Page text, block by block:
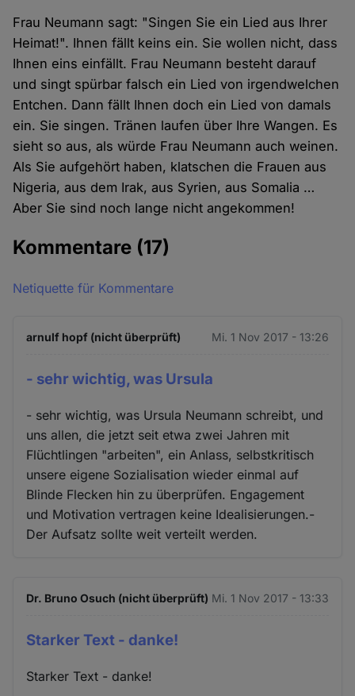
Frau Neumann sagt: "Singen Sie ein Lied aus Ihrer
Heimat!". Ihnen fällt keins ein. Sie wollen nicht, dass
Ihnen eins einfällt. Frau Neumann besteht darauf
und singt spürbar falsch ein Lied von irgendwelchen
Entchen. Dann fällt Ihnen doch ein Lied von damals
ein. Sie singen. Tränen laufen über Ihre Wangen. Es
sieht so aus, als würde Frau Neumann auch weinen.
Als Sie aufgehört haben, klatschen die Frauen aus
Nigeria, aus dem Irak, aus Syrien, aus Somalia …
Aber Sie sind noch lange nicht angekommen!
Kommentare (17)
Netiquette für Kommentare
arnulf hopf (nicht überprüft) Mi. 1 Nov 2017 - 13:26
- sehr wichtig, was Ursula
- sehr wichtig, was Ursula Neumann schreibt, und
uns allen, die jetzt seit etwa zwei Jahren mit
Flüchtlingen "arbeiten", ein Anlass, selbstkritisch
unsere eigene Sozialisation wieder einmal auf
Blinde Flecken hin zu überprüfen. Engagement
und Motivation vertragen keine Idealisierungen.-
Der Aufsatz sollte weit verteilt werden.
Dr. Bruno Osuch (nicht überprüft) Mi. 1 Nov 2017 - 13:33
Starker Text - danke!
Starker Text - danke!